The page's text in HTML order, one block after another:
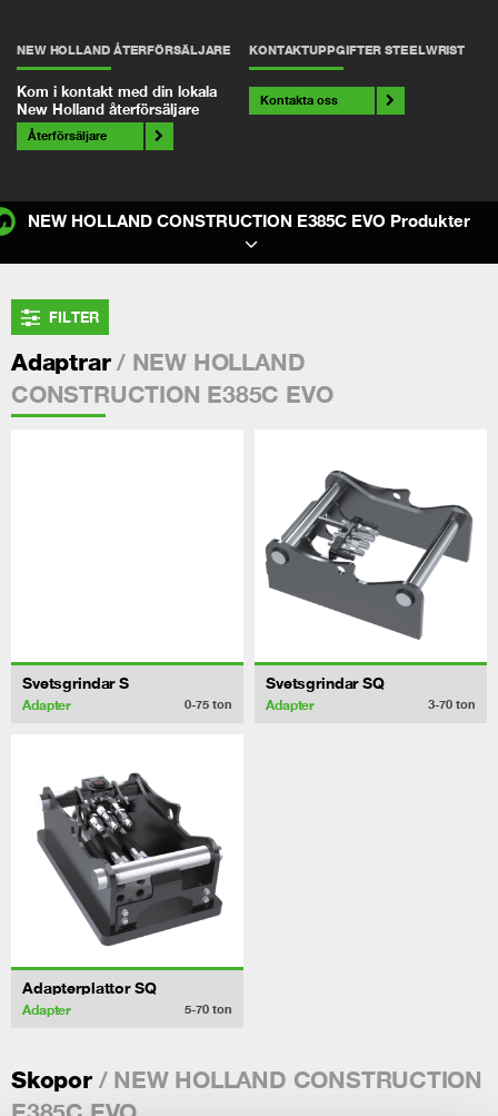
NEW HOLLAND ÅTERFÖRSÄLJARE
Kom i kontakt med din lokala
New Holland återförsäljare
Återförsäljare
KONTAKTUPPGIFTER STEELWRIST
Kontakta oss
FILTER
Adaptrar/ NEW HOLLAND
CONSTRUCTION E385C EVO
Svetsgrindar S
Adapter 0-75 ton
Svetsgrindar SQ
Adapter 3-70 ton
Adapterplattor SQ
Adapter 5-70 ton
Skopor/ NEW HOLLAND CONSTRUCTION
NEW HOLLAND CONSTRUCTION E385C EVO Produkter